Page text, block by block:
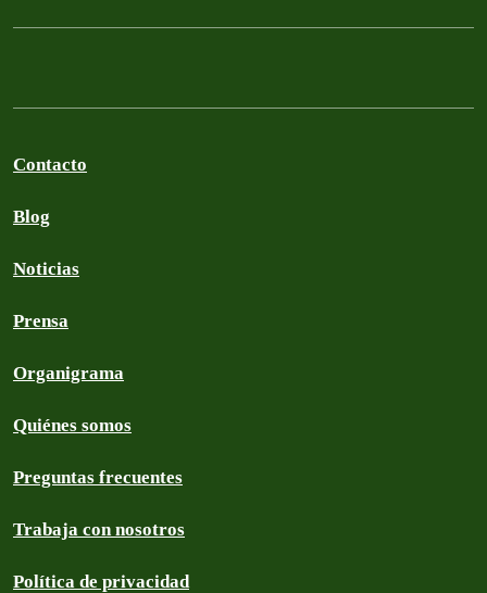
Contacto
Blog
Noticias
Prensa
Organigrama
Quiénes somos
Preguntas frecuentes
Trabaja con nosotros
Política de privacidad